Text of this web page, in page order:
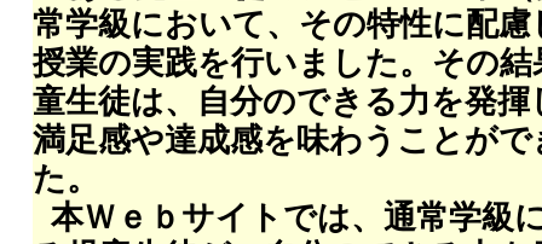
常学級において、その特性に配
授業の実践を行いました。その
童生徒は、自分のできる力を発
満足感や達成感を味わうことが
た。
本Ｗｅｂサイトでは、通常学級